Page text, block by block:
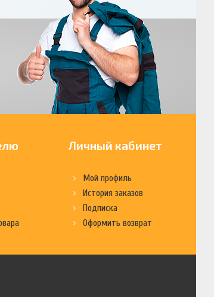
Личный кабинет
Мой профиль
История заказов
Подписка
Оформить возврат